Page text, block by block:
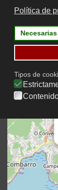
Contacto